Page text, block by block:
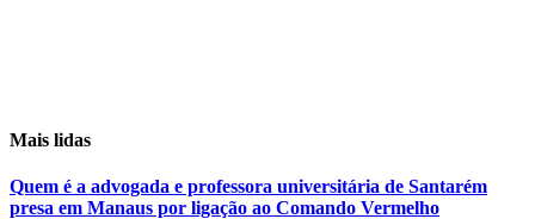
Mais lidas
Quem é a advogada e professora universitária de Santarém
presa em Manaus por ligação ao Comando Vermelho